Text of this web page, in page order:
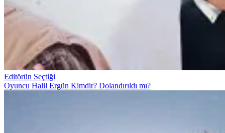
Editörün Seçtiği
Oyuncu Halil Ergün Kimdir? Dolandırıldı mı?